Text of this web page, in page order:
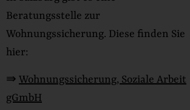
Beratungsstelle zur
Wohnungssicherung. Diese finden Sie
hier:
⇛ Wohnungssicherung, Soziale Arbeit
gGmbH